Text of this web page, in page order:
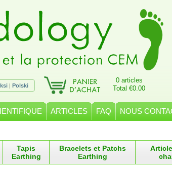
| Polski
0 articles
Total €0.00
ARTICLES FAQ NOUS
Tapis
Earthing
Bracelets et Patchs
Earthing